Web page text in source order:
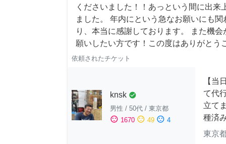
くださいました！！あっという間に出来
ました。 年内にという急なお願いにも
り、本当に感謝しております。 また機
願いしたい方です！この度はありがとう
依頼されたチケット
knsk check_circle
男性 / 50代 / 東京都
sentiment_satisfied 1670 sentiment_neutral 49 sentiment_dissatisfied 4
【当
て代
立て
種済
東京